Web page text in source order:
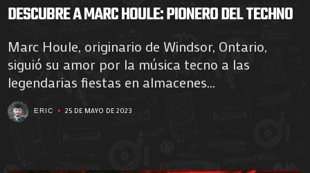
DESCUBRE A MARC HOULE: PIONERO DEL TECHNO
Marc Houle, originario de Windsor, Ontario,
siguió su amor por la música tecno a las
legendarias fiestas en almacenes...
ERIC 25 DE MAYO DE 2023